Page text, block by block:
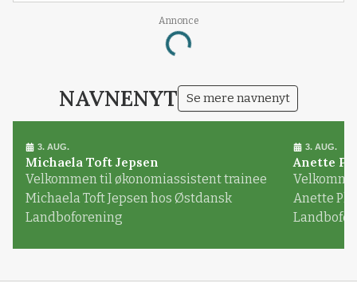
Annonce
Loading...
NAVNENYT Se mere navnenyt
3. AUG.
Michaela Toft Jepsen
Velkommen til økonomiassistent trainee
Michaela Toft Jepsen hos Østdansk
Landboforening
3. AUG.
Anette
Anette